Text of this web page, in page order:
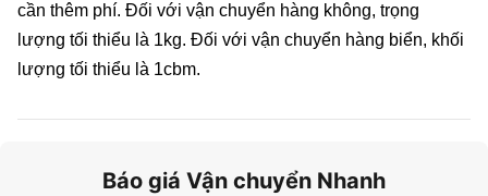
cần thêm phí. Đối với vận chuyển hàng không, trọng
lượng tối thiểu là 1kg. Đối với vận chuyển hàng biển, khối
lượng tối thiểu là 1cbm.
Báo giá Vận chuyển Nhanh